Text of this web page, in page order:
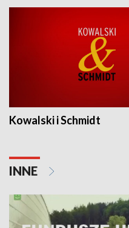
Kowalski i Schmidt
INNE